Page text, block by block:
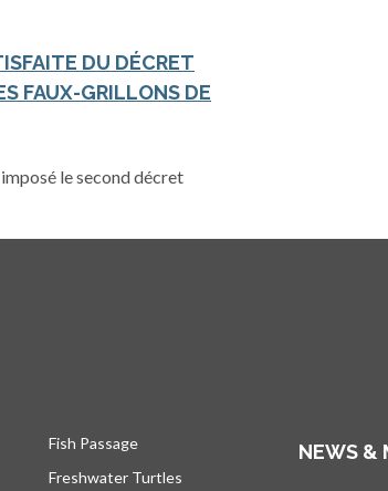
DU DÉCRET
FAUX-GRILLONS DE
le second décret
Fish Passage
Freshwater Turtles
NEWS &